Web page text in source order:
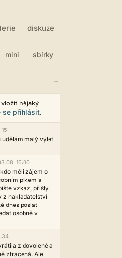
diskuze
mini sbírky
−
nějaký
se přihlásit.
udělám malý výlet
16:00
měli zájem o
plkem a
vzkaz, přišly
z nakladatelství
dnes poslat
osobně v
z dovolené a
ztracená. Ale